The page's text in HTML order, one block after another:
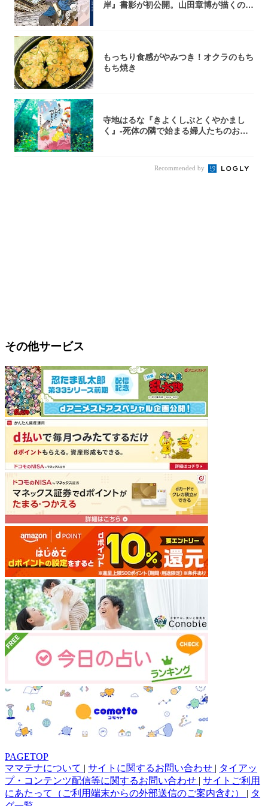
岸』書影が初公開。山田章博が描くのは
もっちり食感がやみつき！オクラのもち
もち焼き
寺地はるな『きよくしぶとくやかまし
く』-死体の隣で始まる婦人たちのお茶
Recommended by
その他サービス
PAGETOP
ママテナについて | サイトに関するお問い合わせ | タイアッ
プ・コンテンツ配信等に関するお問い合わせ | サイトご利用
にあたって（ご利用端末からの外部送信のご案内含む） | タ